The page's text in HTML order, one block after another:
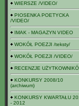
WIERSZE /VIDEO/
PIOSENKA POETYCKA
/VIDEO/
IMAK - MAGAZYN VIDEO
WOKÓŁ POEZJI /teksty/
WOKÓŁ POEZJI /VIDEO/
RECENZJE
KONKURSY 2008/10
(archiwum)
KONKURSY KWARTAŁU
- 2012